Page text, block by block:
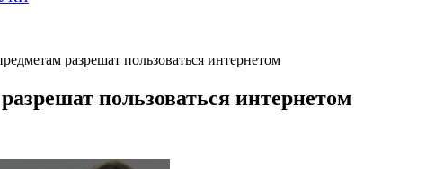
разрешат пользоваться интернетом
пользоваться интернетом